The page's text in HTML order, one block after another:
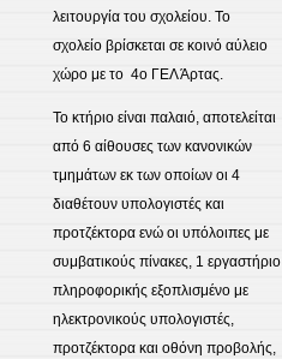
λειτουργία του σχολείου. Το
σχολείο βρίσκεται σε κοινό αύλειο
χώρο με το 4ο ΓΕΛ Άρτας.
Το κτήριο είναι παλαιό, αποτελείται
από 6 αίθουσες των κανονικών
τμημάτων εκ των οποίων οι 4
διαθέτουν υπολογιστές και
προτζέκτορα ενώ οι υπόλοιπες με
συμβατικούς πίνακες, 1 εργαστήριο
πληροφορικής εξοπλισμένο με
ηλεκτρονικούς υπολογιστές,
προτζέκτορα και οθόνη προβολής,